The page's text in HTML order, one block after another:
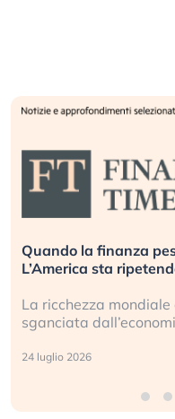
Quando la finanza
L’America sta
La ricchezza
sganciata
24 luglio 2026